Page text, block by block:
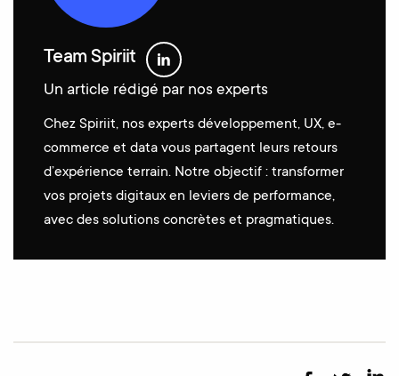
Team Spiriit
Un article rédigé par nos experts
Chez Spiriit, nos experts développement, UX, e-
commerce et data vous partagent leurs retours
d’expérience terrain. Notre objectif : transformer
vos projets digitaux en leviers de performance,
avec des solutions concrètes et pragmatiques.